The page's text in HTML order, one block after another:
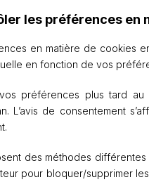
les préférences en
en matière de cookies
en fonction de vos
préférences plus tard
L’avis de consentement
des méthodes
pour bloquer/supprimer